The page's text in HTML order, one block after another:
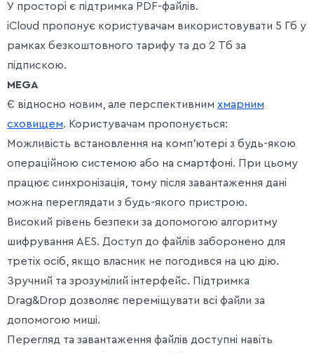
У просторі є підтримка PDF-файлів.
iCloud пропонує користувачам використовувати 5 Гб у
рамках безкоштовного тарифу та до 2 Тб за
підпискою.
MEGA
Є відносно новим, але перспективним хмарним
сховищем. Користувачам пропонується:
Можливість встановлення на комп’ютері з будь-якою
операційною системою або на смартфоні. При цьому
працює синхронізація, тому після завантаження дані
можна переглядати з будь-якого пристрою.
Високий рівень безпеки за допомогою алгоритму
шифрування AES. Доступ до файлів заборонено для
третіх осіб, якщо власник не погодився на цю дію.
Зручний та зрозумілий інтерфейс. Підтримка
Drag&Drop дозволяє переміщувати всі файли за
допомогою миші.
Перегляд та завантаження файлів доступні навіть